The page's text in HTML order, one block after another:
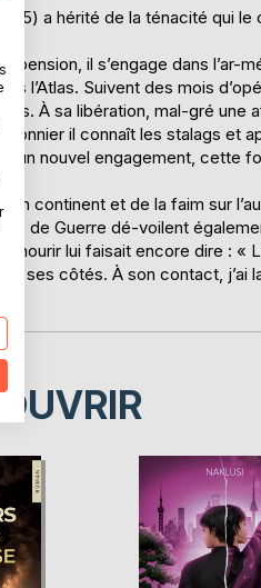
a hérité de la ténacité qui le
il s’engage dans l’ar-
l’Atlas. Suivent des mois
À sa libération, mal-gré une
il connaît les stalags et
un nouvel engagement, cette
continent et de la faim sur
de Guerre dé-voilent
mourir lui faisait encore dire : «
à ses côtés. À son contact, j’ai